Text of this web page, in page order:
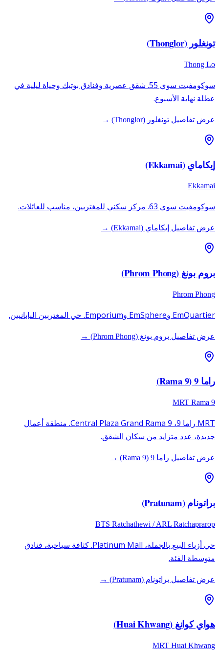
تونغلور (Thonglor)
Thong Lo
سوكومفيت سوي 55. شقق عصرية وفنادق بوتيك وحياة ليلية في
عطلة نهاية الأسبوع.
عرض تفاصيل تونغلور (Thonglor) →
إيكاماي (Ekkamai)
Ekkamai
سوكومفيت سوي 63. مركز سكني للمغتربين، مناسب للعائلات.
عرض تفاصيل إيكاماي (Ekkamai) →
بروم بونغ (Phrom Phong)
Phrom Phong
EmQuartier وEmSphere وEmporium. حي المغتربين اليابانيين.
عرض تفاصيل بروم بونغ (Phrom Phong) →
راما 9 (Rama 9)
MRT Rama 9
MRT راما 9، Central Plaza Grand Rama 9. منطقة أعمال
جديدة، عدد متزايد من سكان الشقق.
عرض تفاصيل راما 9 (Rama 9) →
براتونام (Pratunam)
BTS Ratchathewi / ARL Ratchaprarop
حي أزياء البيع بالجملة، Platinum Mall. كثافة سياحية، فنادق
متوسطة الفئة.
عرض تفاصيل براتونام (Pratunam) →
هواي كوانغ (Huai Khwang)
MRT Huai Khwang